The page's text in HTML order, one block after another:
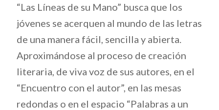
“Las Líneas de su Mano” busca que los
jóvenes se acerquen al mundo de las letras
de una manera fácil, sencilla y abierta.
Aproximándose al proceso de creación
literaria, de viva voz de sus autores, en el
“Encuentro con el autor”, en las mesas
redondas o en el espacio “Palabras a un